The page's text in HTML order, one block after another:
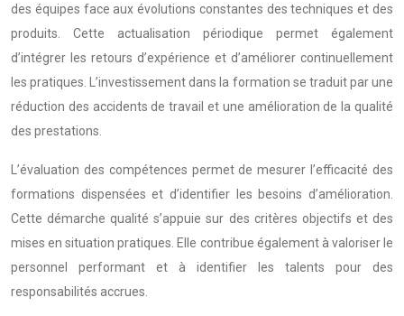
des équipes face aux évolutions constantes des techniques et des
produits. Cette actualisation périodique permet également
d’intégrer les retours d’expérience et d’améliorer continuellement
les pratiques. L’investissement dans la formation se traduit par une
réduction des accidents de travail et une amélioration de la qualité
des prestations.
L’évaluation des compétences permet de mesurer l’efficacité des
formations dispensées et d’identifier les besoins d’amélioration.
Cette démarche qualité s’appuie sur des critères objectifs et des
mises en situation pratiques. Elle contribue également à valoriser le
personnel performant et à identifier les talents pour des
responsabilités accrues.